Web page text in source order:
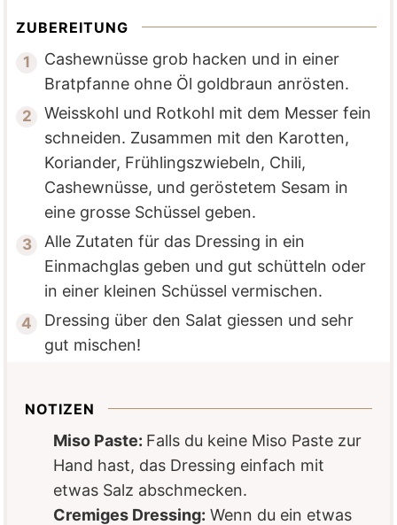
ZUBEREITUNG
Cashewnüsse grob hacken und in einer
Bratpfanne ohne Öl goldbraun anrösten.
Weisskohl und Rotkohl mit dem Messer fein
schneiden. Zusammen mit den Karotten,
Koriander, Frühlingszwiebeln, Chili,
Cashewnüsse, und geröstetem Sesam in
eine grosse Schüssel geben.
Alle Zutaten für das Dressing in ein
Einmachglas geben und gut schütteln oder
in einer kleinen Schüssel vermischen.
Dressing über den Salat giessen und sehr
gut mischen!
NOTIZEN
Miso Paste: Falls du keine Miso Paste zur
Hand hast, das Dressing einfach mit
etwas Salz abschmecken.
Cremiges Dressing: Wenn du ein etwas